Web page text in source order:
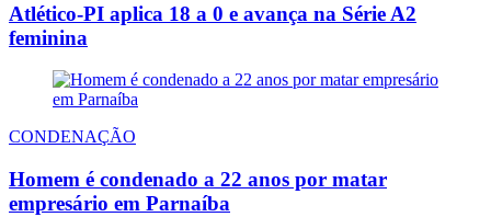
Atlético-PI aplica 18 a 0 e avança na Série A2
feminina
CONDENAÇÃO
Homem é condenado a 22 anos por matar
empresário em Parnaíba